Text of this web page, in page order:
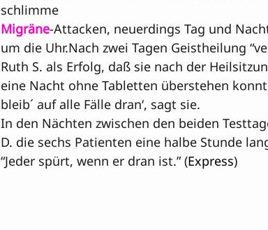
Migräne-Attacken, neuerdings Tag und
um die Uhr.Nach zwei Tagen Geistheilung
Ruth S. als Erfolg, daß sie nach der
eine Nacht ohne Tabletten überstehen
bleib´ auf alle Fälle dran‘, sagt sie.
In den Nächten zwischen den beiden
D. die sechs Patienten eine halbe Stunde
“Jeder spürt, wenn er dran ist.” (Express)